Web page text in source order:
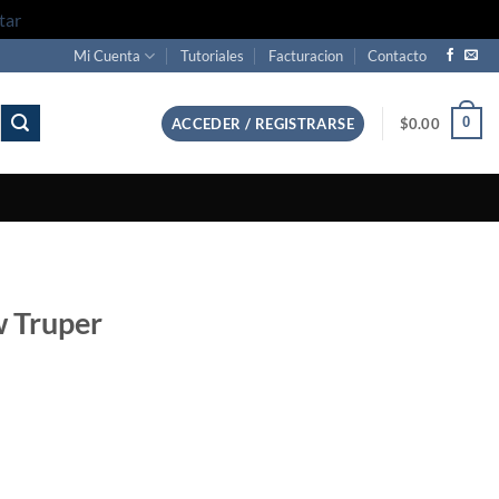
Mi Cuenta Tutoriales Facturacion Contacto
ACCEDER / REGISTRARSE $0.00 0
Truper